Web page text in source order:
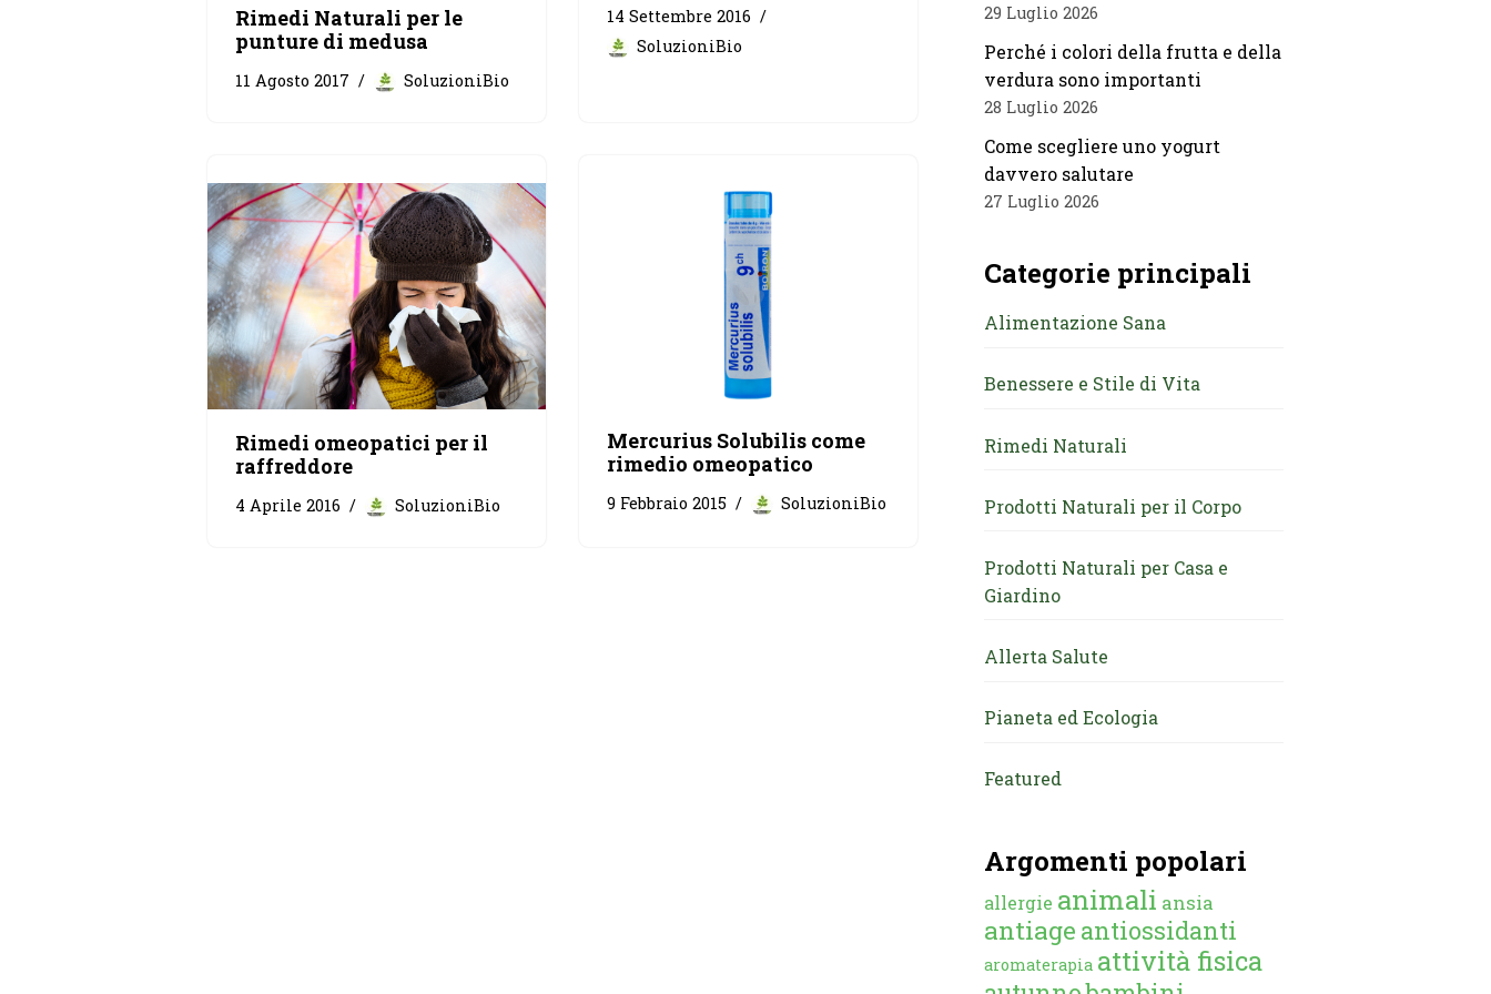
Rimedi Naturali per le
punture di medusa
11 Agosto 2017 SoluzioniBio
14 Settembre 2016
SoluzioniBio
Rimedi omeopatici per il
raffreddore
4 Aprile 2016 SoluzioniBio
Mercurius Solubilis come
rimedio omeopatico
9 Febbraio 2015 SoluzioniBio
29 Luglio 2026
Perché i colori della frutta e della
verdura sono importanti
28 Luglio 2026
Come scegliere uno yogurt
davvero salutare
27 Luglio 2026
Categorie principali
Alimentazione Sana
Benessere e Stile di Vita
Rimedi Naturali
Prodotti Naturali per il Corpo
Prodotti Naturali per Casa e
Giardino
Allerta Salute
Pianeta ed Ecologia
Featured
Argomenti popolari
allergie animali ansia
antiage antiossidanti
aromaterapia attività fisica